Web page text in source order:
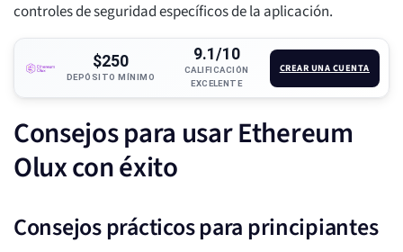
controles de seguridad específicos de la aplicación.
$250
DEPÓSITO MÍNIMO
9.1/10
CALIFICACIÓN
EXCELENTE
CREAR UNA CUENTA
Consejos para usar Ethereum
Olux con éxito
Consejos prácticos para principiantes